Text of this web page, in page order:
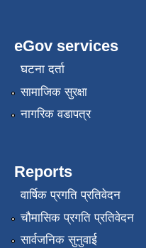
eGov services
घटना दर्ता
सामाजिक सुरक्षा
नागरिक वडापत्र
Reports
वार्षिक प्रगति प्रतिवेदन
चौमासिक प्रगति प्रतिवेदन
सार्वजनिक सुनुवाई